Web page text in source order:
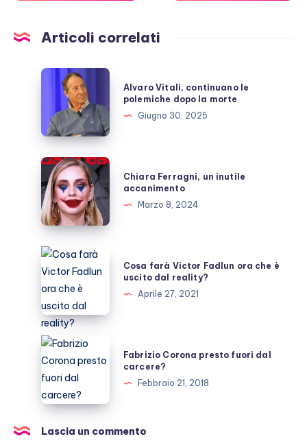
Articoli correlati
Alvaro
Vitali,
continuano
le
polemiche
dopo
la
morte
Alvaro Vitali, continuano le
polemiche dopo la morte
Giugno 30, 2025
Chiara
Ferragni,
un
inutile
accanimento
Chiara Ferragni, un inutile
accanimento
Marzo 8, 2024
Cosa
farà
Victor
Fadlun
ora
che
è
uscito
dal
reality?
Cosa farà Victor Fadlun ora che è
uscito dal reality?
Aprile 27, 2021
Fabrizio
Corona
presto
fuori
dal
carcere?
Fabrizio Corona presto fuori dal
carcere?
Febbraio 21, 2018
Lascia un commento